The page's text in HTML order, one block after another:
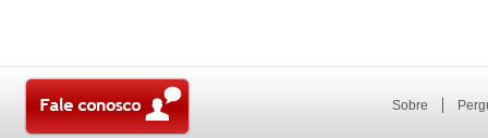
Sobre